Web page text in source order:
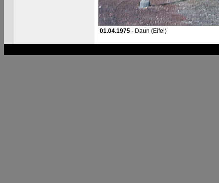
01.04.1975- Daun (Eifel)